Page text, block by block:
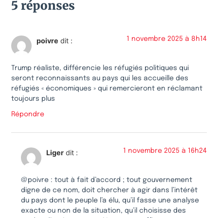
5 réponses
poivre dit : 1 novembre 2025 à 8h14
Trump réaliste, différencie les réfugiés politiques qui
seront reconnaissants au pays qui les accueille des
réfugiés « économiques » qui remercieront en réclamant
toujours plus
Répondre
Liger dit : 1 novembre 2025 à 16h24
@poivre : tout à fait d’accord ; tout gouvernement
digne de ce nom, doit chercher à agir dans l’intérêt
du pays dont le peuple l’a élu, qu’il fasse une analyse
exacte ou non de la situation, qu’il choisisse des